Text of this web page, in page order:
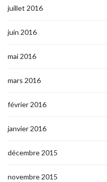
juillet 2016
juin 2016
mai 2016
mars 2016
février 2016
janvier 2016
décembre 2015
novembre 2015